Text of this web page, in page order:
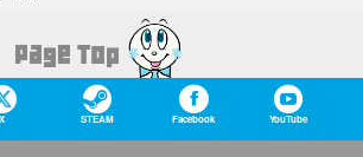
X STEAM Facebook YouTube